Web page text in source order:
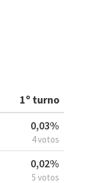
1º turno
0,03%
4 votos
0,02%
5 votos